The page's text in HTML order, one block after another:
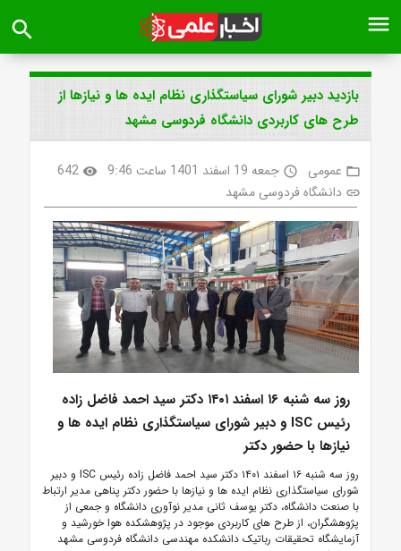
menu
search
بازدید دبیر شورای سیاستگذاری نظام ایده ها و نیازها از
طرح های کاربردی دانشگاه فردوسی مشهد
folder_open عمومی access_time جمعه 19 اسفند 1401 ساعت 9:46 visibility
642
link دانشگاه فردوسی مشهد
روز سه شنبه ۱۶ اسفند ۱۴۰۱ دکتر سید احمد فاضل زاده
رئیس ISC و دبیر شورای سیاستگذاری نظام ایده ها و
نیازها با حضور دکتر
روز سه شنبه ۱۶ اسفند ۱۴۰۱ دکتر سید احمد فاضل زاده رئیس ISC و دبیر
شورای سیاستگذاری نظام ایده ها و نیازها با حضور دکتر پناهی مدیر ارتباط
با صنعت دانشگاه، دکتر یوسف ثانی مدیر نوآوری دانشگاه و جمعی از
پژوهشگران، از طرح های کاربردی موجود در پژوهشکده هوا خورشید و
آزمایشگاه تحقیقات رباتیک دانشکده مهندسی دانشگاه فردوسی مشهد